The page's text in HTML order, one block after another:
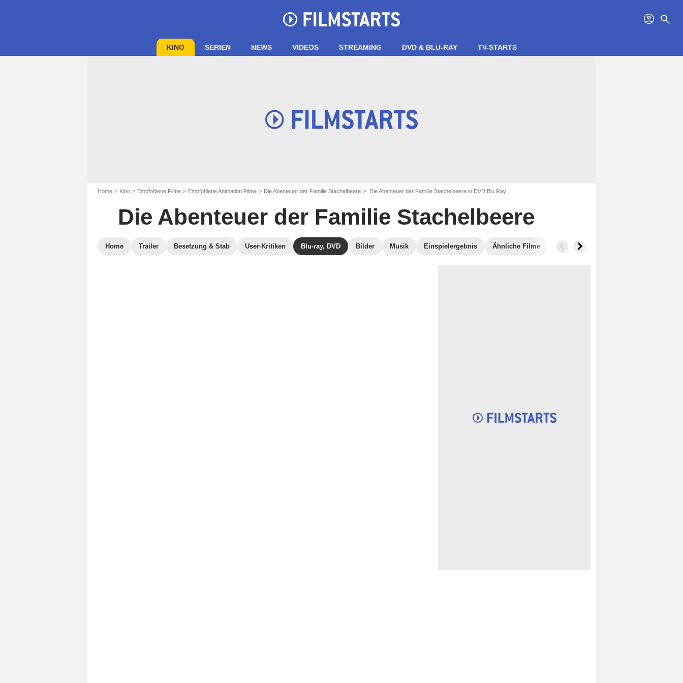
profil search
KINO SERIEN NEWS VIDEOS STREAMING DVD & BLU-RAY TV-STARTS
Home Kino Empfohlene Filme Empfohlene Animation Filme Die Abenteuer der Familie Stachelbeere Die Abenteuer der Familie Stachelbeere in DVD Blu Ray
Die Abenteuer der Familie Stachelbeere
Home Trailer Besetzung & Stab User-Kritiken Blu-ray, DVD Bilder Musik Einspielergebnis Ähnliche Filme